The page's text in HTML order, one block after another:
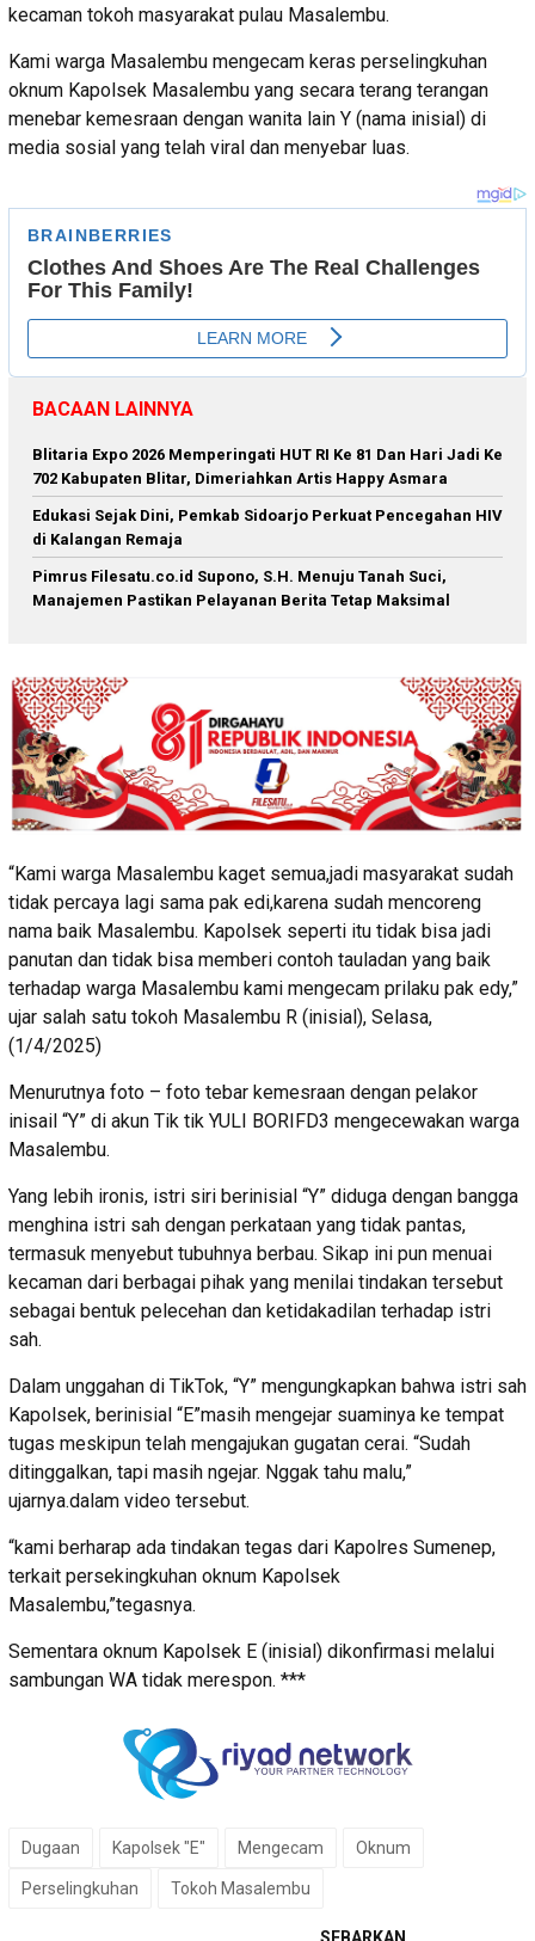
kecaman tokoh masyarakat pulau Masalembu.
Kami warga Masalembu mengecam keras perselingkuhan
oknum Kapolsek Masalembu yang secara terang terangan
menebar kemesraan dengan wanita lain Y (nama inisial) di
media sosial yang telah viral dan menyebar luas.
BACAAN LAINNYA
Blitaria Expo 2026 Memperingati HUT RI Ke 81 Dan Hari Jadi Ke
702 Kabupaten Blitar, Dimeriahkan Artis Happy Asmara
Edukasi Sejak Dini, Pemkab Sidoarjo Perkuat Pencegahan HIV
di Kalangan Remaja
Pimrus Filesatu.co.id Supono, S.H. Menuju Tanah Suci,
Manajemen Pastikan Pelayanan Berita Tetap Maksimal
“Kami warga Masalembu kaget semua,jadi masyarakat sudah
tidak percaya lagi sama pak edi,karena sudah mencoreng
nama baik Masalembu. Kapolsek seperti itu tidak bisa jadi
panutan dan tidak bisa memberi contoh tauladan yang baik
terhadap warga Masalembu kami mengecam prilaku pak edy,”
ujar salah satu tokoh Masalembu R (inisial), Selasa,
(1/4/2025)
Menurutnya foto – foto tebar kemesraan dengan pelakor
inisail “Y” di akun Tik tik YULI BORIFD3 mengecewakan warga
Masalembu.
Yang lebih ironis, istri siri berinisial “Y” diduga dengan bangga
menghina istri sah dengan perkataan yang tidak pantas,
termasuk menyebut tubuhnya berbau. Sikap ini pun menuai
kecaman dari berbagai pihak yang menilai tindakan tersebut
sebagai bentuk pelecehan dan ketidakadilan terhadap istri
sah.
Dalam unggahan di TikTok, “Y” mengungkapkan bahwa istri sah
Kapolsek, berinisial “E”masih mengejar suaminya ke tempat
tugas meskipun telah mengajukan gugatan cerai. “Sudah
ditinggalkan, tapi masih ngejar. Nggak tahu malu,”
ujarnya.dalam video tersebut.
“kami berharap ada tindakan tegas dari Kapolres Sumenep,
terkait persekingkuhan oknum Kapolsek
Masalembu,”tegasnya.
Sementara oknum Kapolsek E (inisial) dikonfirmasi melalui
sambungan WA tidak merespon. ***
Dugaan Kapolsek "E" Mengecam Oknum
Perselingkuhan Tokoh Masalembu